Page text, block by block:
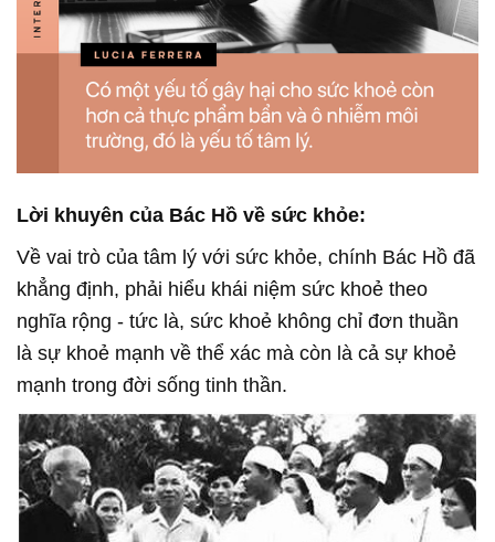
Lời khuyên của Bác Hồ về sức khỏe:
Về vai trò của tâm lý với sức khỏe, chính Bác Hồ đã
khẳng định, phải hiểu khái niệm sức khoẻ theo
nghĩa rộng - tức là, sức khoẻ không chỉ đơn thuần
là sự khoẻ mạnh về thể xác mà còn là cả sự khoẻ
mạnh trong đời sống tinh thần.